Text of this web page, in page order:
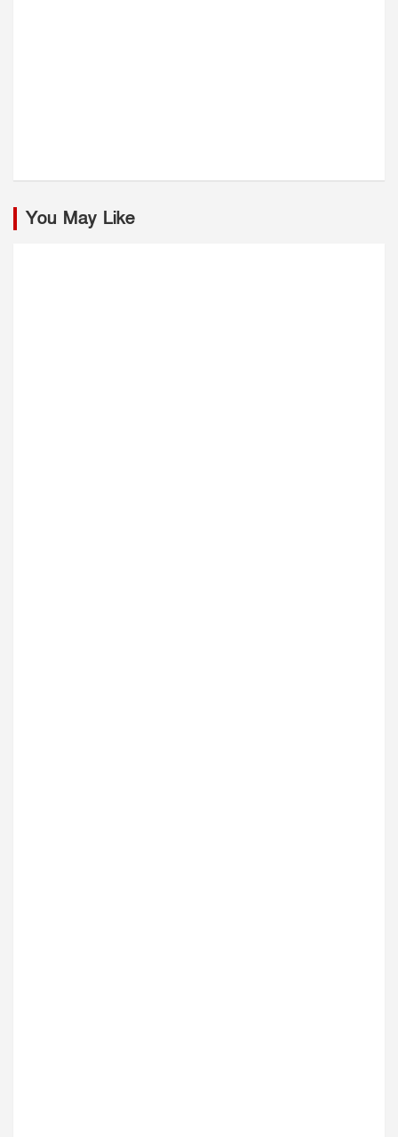
You May Like